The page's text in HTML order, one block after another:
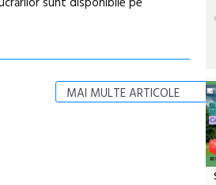
MAI MULTE ARTICOLE